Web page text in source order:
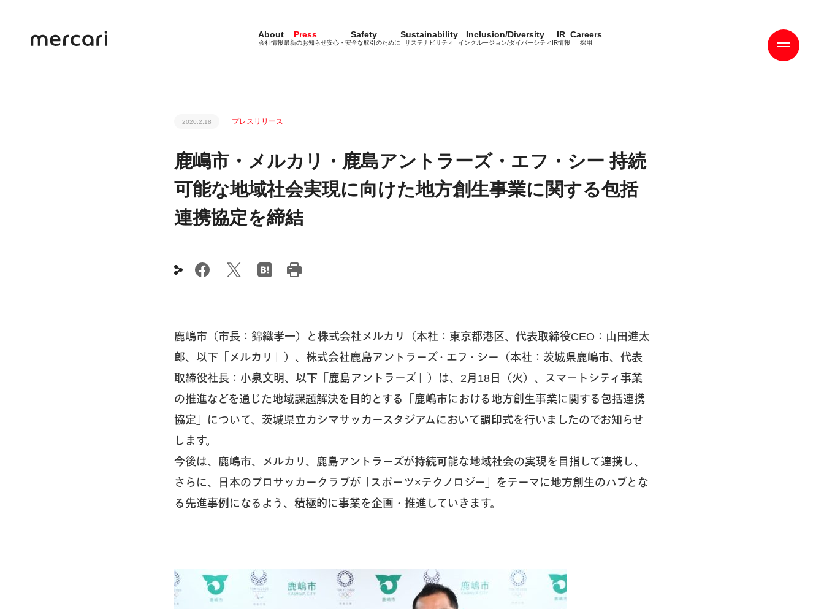
About
会社情報
Press
最新のお知らせ
Safety
安心・安全な取引のために
Sustainability
サステナビリティ
Inclusion/Diversity
インクルージョン/ダイバーシティ
IR
IR情報
Careers
採用
2020.2.18 プレスリリース
鹿嶋市・メルカリ・鹿島アントラーズ・エフ・シー 持続
可能な地域社会実現に向けた地方創生事業に関する包括
連携協定を締結
鹿嶋市（市長：錦織孝一）と株式会社メルカリ（本社：東京都港区、代表取締役CEO：山田進太
郎、以下「メルカリ」）、株式会社鹿島アントラーズ・エフ・シー（本社：茨城県鹿嶋市、代表
取締役社長：小泉文明、以下「鹿島アントラーズ」）は、2月18日（火）、スマートシティ事業
の推進などを通じた地域課題解決を目的とする「鹿嶋市における地方創生事業に関する包括連携
協定」について、茨城県立カシマサッカースタジアムにおいて調印式を行いましたのでお知らせ
します。
今後は、鹿嶋市、メルカリ、鹿島アントラーズが持続可能な地域社会の実現を目指して連携し、
さらに、日本のプロサッカークラブが「スポーツ×テクノロジー」をテーマに地方創生のハブとな
る先進事例になるよう、積極的に事業を企画・推進していきます。